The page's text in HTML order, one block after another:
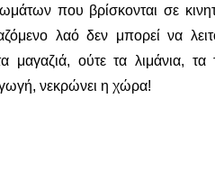
που βρίσκονται σε
λαό δεν μπορεί να
ούτε τα λιμάνια, τα
νεκρώνει η χώρα!